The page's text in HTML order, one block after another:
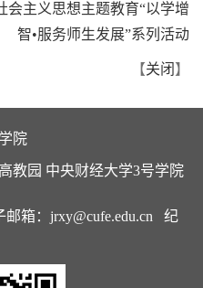
会主义思想主题教育“以学增
智•服务师生发展”系列活动
【关闭 】
院
教园 中央财经大学3号学院
箱：jrxy@cufe.edu.cn 纪